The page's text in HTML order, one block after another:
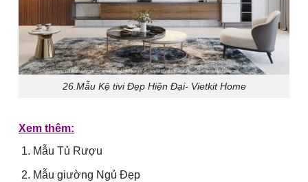
26.Mẫu Kệ tivi Đẹp Hiện Đại- Vietkit Home
Xem thêm:
Mẫu Tủ Rượu
Mẫu giường Ngủ Đẹp